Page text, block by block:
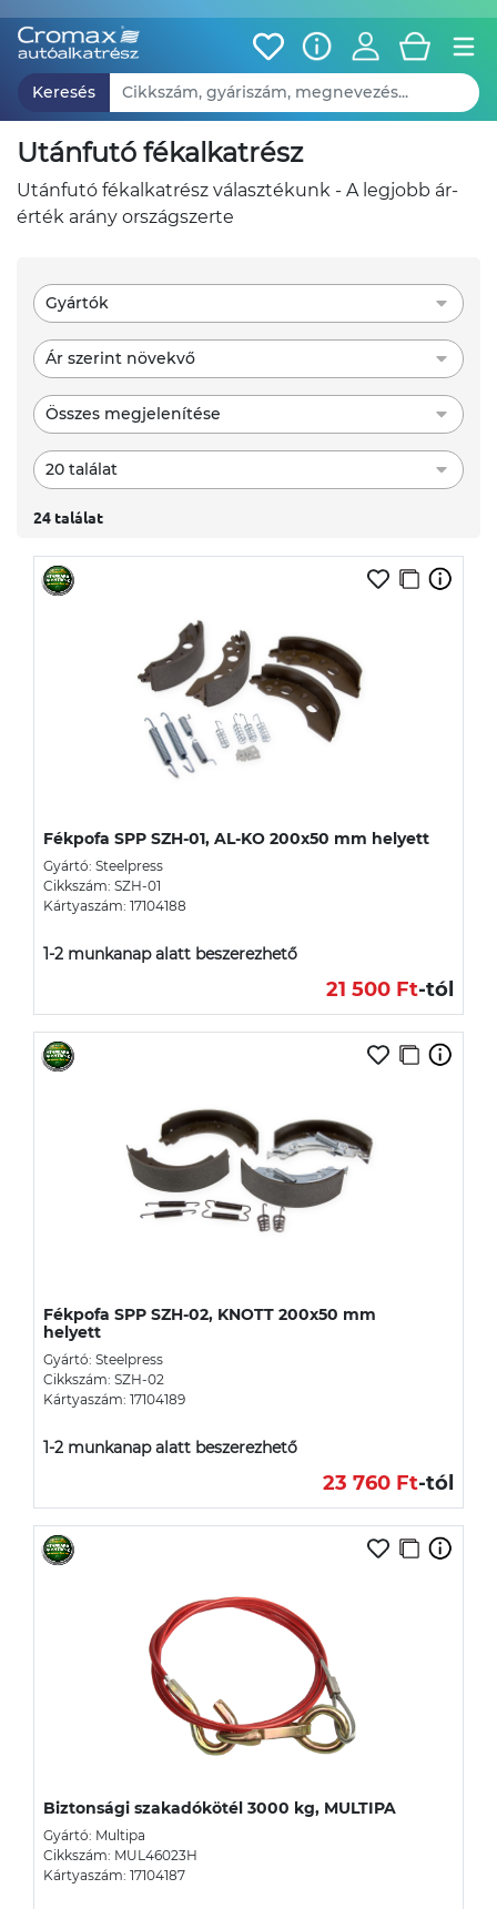
Keresés
utánfutó fékalkatrész
utánfutó fékalkatrész választékunk - A legjobb ár-
érték arány országszerte
Gyártók
Ár szerint növekvő
Összes megjelenítése
20 találat
24 találat
Fékpofa SPP SZH-01, AL-KO 200x50 mm helyett
Gyártó: Steelpress
Cikkszám: SZH-01
Kártyaszám: 17104188
1-2 munkanap alatt beszerezhető
21 500 Ft-tól
Fékpofa SPP SZH-02, KNOTT 200x50 mm
helyett
Gyártó: Steelpress
Cikkszám: SZH-02
Kártyaszám: 17104189
1-2 munkanap alatt beszerezhető
23 760 Ft-tól
Biztonsági szakadókötél 3000 kg, MULTIPA
Gyártó: Multipa
Cikkszám: MUL46023H
Kártyaszám: 17104187